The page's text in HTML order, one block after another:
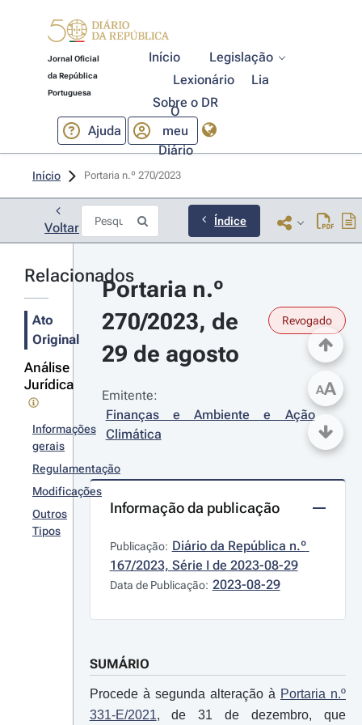
Jornal Oficial
da República
Portuguesa
Início
Legislação
Lexionário
Lia
Sobre o DR
Ajuda
O
meu
Diário
Início Portaria n.º 270/2023
Voltar Índice
Relacionados
Ato
Original
Análise
Jurídica
Informações
gerais
Regulamentação
Modificações
Outros
Tipos
Portaria n.º
270/2023, de
29 de agosto
Revogado
Emitente:
Finanças e Ambiente e Ação
Climática
Informação da publicação
Publicação: Diário da República n.º
167/2023, Série I de 2023-08-29
Data de Publicação: 2023-08-29
SUMÁRIO
Procede à segunda alteração à Portaria n.º
331-E/2021, de 31 de dezembro, que
AA